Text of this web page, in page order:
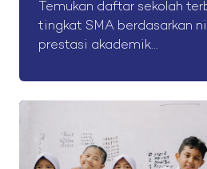
Temukan daftar sekolah
tingkat SMA berdasarkan
prestasi akademik...